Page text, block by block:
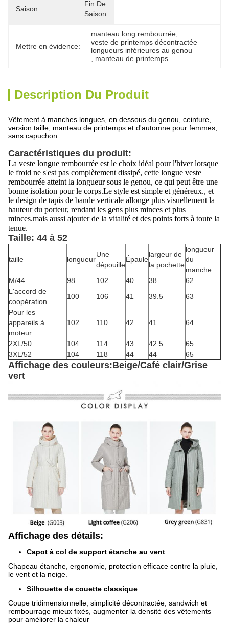
Saison:
Fin De
Saison
Mettre en évidence:
manteau long rembourrée
veste de printemps décontractée
longueurs inférieures au genou
manteau de printemps
Description Du Produit
Vêtement à manches longues, en dessous du genou, ceinture,
version taille, manteau de printemps et d'automne pour femmes,
sans capuchon
Caractéristiques du produit:
La veste longue rembourrée est le choix idéal pour l'hiver lorsque
le froid ne s'est pas complètement dissipé, cette longue veste
rembourrée atteint la longueur sous le genou, ce qui peut être une
bonne isolation pour le corps.Le style est simple et généreux., et
le design de tapis de bande verticale allonge plus visuellement la
hauteur du porteur, rendant les gens plus minces et plus
minces.mais aussi ajouter de la vitalité et des points forts à toute la
tenue.
Taille: 44 à 52
taille longueur
Une
dépouille
Épaule
largeur de
la pochette
longueur
du
manche
M/44
98 102 40 38
62
L'accord de
coopération
100 106 41 39.5
63
Pour les
appareils à
moteur
102 110 42 41 64
2XL/50 104 114 43 42.5
65
3XL/52
104 118 44 44 65
Affichage des couleurs:Beige/Café clair/Grise
vert
Affichage des détails:
Capot à col de support étanche au vent
Chapeau étanche, ergonomie, protection efficace contre la pluie,
le vent et la neige.
Silhouette de couette classique
Coupe tridimensionnelle, simplicité décontractée, sandwich et
rembourrage mieux fixés, augmenter la densité des vêtements
pour améliorer la chaleur